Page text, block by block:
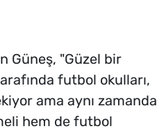
Güneş, "Güzel bir
futbol okulları,
ama aynı zamanda
hem de futbol